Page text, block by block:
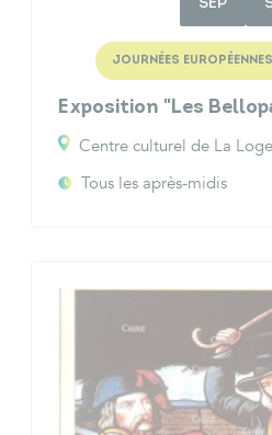
SEP
JOURNÉES
Exposition "Les
Centre culturel de La
Tous les après-midis